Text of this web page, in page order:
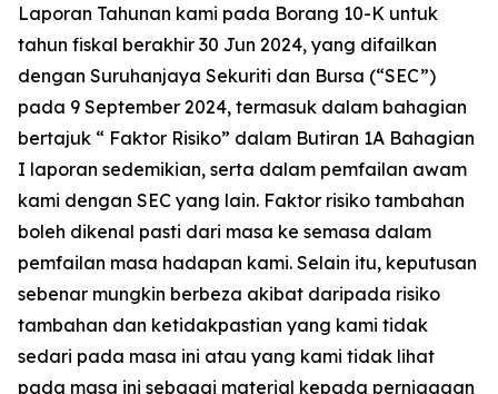
Laporan Tahunan kami pada Borang 10-K untuk
tahun fiskal berakhir 30 Jun 2024, yang difailkan
dengan Suruhanjaya Sekuriti dan Bursa (“SEC”)
pada 9 September 2024, termasuk dalam bahagian
bertajuk “ Faktor Risiko” dalam Butiran 1A Bahagian
I laporan sedemikian, serta dalam pemfailan awam
kami dengan SEC yang lain. Faktor risiko tambahan
boleh dikenal pasti dari masa ke semasa dalam
pemfailan masa hadapan kami. Selain itu, keputusan
sebenar mungkin berbeza akibat daripada risiko
tambahan dan ketidakpastian yang kami tidak
sedari pada masa ini atau yang kami tidak lihat
pada masa ini sebagai material kepada perniagaan